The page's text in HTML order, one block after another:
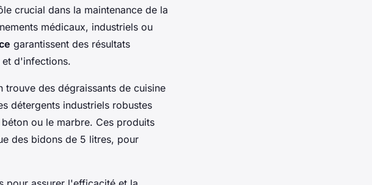
crucial dans la maintenance de la
médicaux, industriels ou
garantissent des résultats
et d'infections.
des dégraissants de cuisine
détergents industriels robustes
ou le marbre. Ces produits
des bidons de 5 litres, pour